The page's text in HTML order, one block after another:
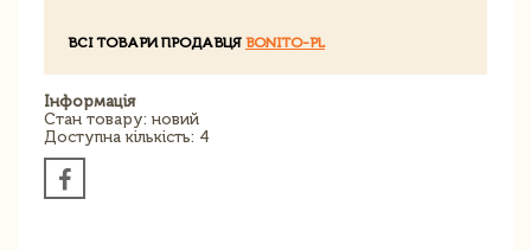
ВСІ ТОВАРИ ПРОДАВЦЯ BONITO-PL
Інформація
Стан товару: новий
Доступна кількість: 4